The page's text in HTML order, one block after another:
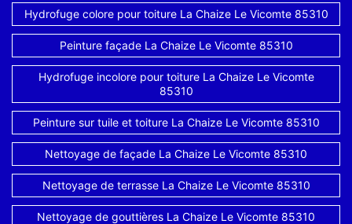
Hydrofuge colore pour toiture La Chaize Le Vicomte 85310
Peinture façade La Chaize Le Vicomte 85310
Hydrofuge incolore pour toiture La Chaize Le Vicomte
85310
Peinture sur tuile et toiture La Chaize Le Vicomte 85310
Nettoyage de façade La Chaize Le Vicomte 85310
Nettoyage de terrasse La Chaize Le Vicomte 85310
Nettoyage de gouttières La Chaize Le Vicomte 85310